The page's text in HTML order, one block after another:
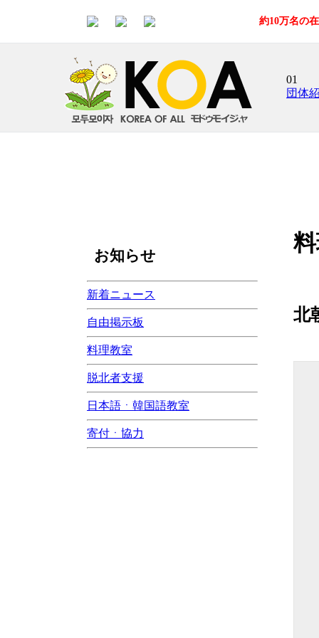
約10万名の
01
団体
お知らせ
新着ニュース
自由掲示板
料理教室
脱北者支援
日本語ㆍ韓国語教室
寄付ㆍ協力
北